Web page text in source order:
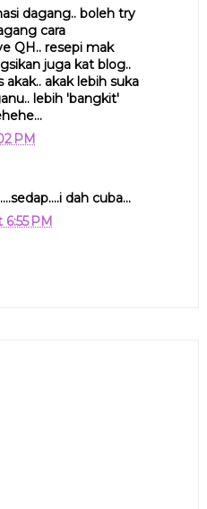
dagang.. boleh try
cara
QH.. resepi mak
juga kat blog..
akak lebih suka
lebih 'bangkit'
PM
dah cuba...
PM